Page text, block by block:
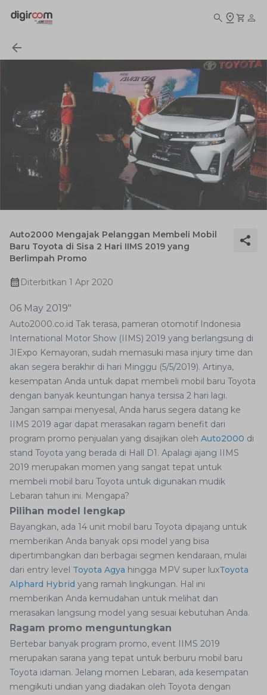
Auto2000 Mengajak Pelanggan Membeli Mobil
Baru Toyota di Sisa 2 Hari IIMS 2019 yang
Berlimpah Promo
Diterbitkan 1 Apr 2020
06 May 2019"
Auto2000.co.id Tak terasa, pameran otomotif Indonesia
International Motor Show (IIMS) 2019 yang berlangsung di
JIExpo Kemayoran, sudah memasuki masa injury time dan
akan segera berakhir di hari Minggu (5/5/2019). Artinya,
kesempatan Anda untuk dapat membeli mobil baru Toyota
dengan banyak keuntungan hanya tersisa 2 hari lagi.
Jangan sampai menyesal, Anda harus segera datang ke
IIMS 2019 agar dapat merasakan ragam benefit dari
program promo penjualan yang disajikan oleh Auto2000 di
stand Toyota yang berada di Hall D1. Apalagi ajang IIMS
2019 merupakan momen yang sangat tepat untuk
membeli mobil baru Toyota untuk digunakan mudik
Lebaran tahun ini. Mengapa?
Pilihan model lengkap
Bayangkan, ada 14 unit mobil baru Toyota dipajang untuk
memberikan Anda banyak opsi model yang bisa
dipertimbangkan dari berbagai segmen kendaraan, mulai
dari entry level Toyota Agya hingga MPV super luxToyota
Alphard Hybrid yang ramah lingkungan. Hal ini
memberikan Anda kemudahan untuk melihat dan
merasakan langsung model yang sesuai kebutuhan Anda.
Ragam promo menguntungkan
Bertebar banyak program promo, event IIMS 2019
merupakan sarana yang tepat untuk berburu mobil baru
Toyota idaman. Jelang momen Lebaran, ada kesempatan
mengikuti undian yang diadakan oleh Toyota dengan